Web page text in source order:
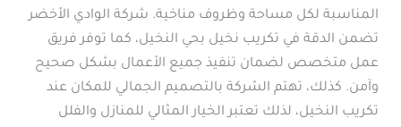
المناسبة لكل مساحة وظروف مناخية. شركة الوادي الأخضر
تضمن الدقة في تكريب نخيل بحي النخيل، كما توفر فريق
عمل متخصص لضمان تنفيذ جميع الأعمال بشكل صحيح
وآمن. كذلك، تهتم الشركة بالتصميم الجمالي للمكان عند
تكريب النخيل، لذلك تعتبر الخيار المثالي للمنازل والفلل